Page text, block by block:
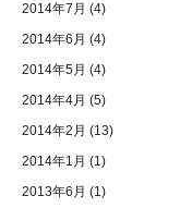
2014年7月 (4)
2014年6月 (4)
2014年5月 (4)
2014年4月 (5)
2014年2月 (13)
2014年1月 (1)
2013年6月 (1)